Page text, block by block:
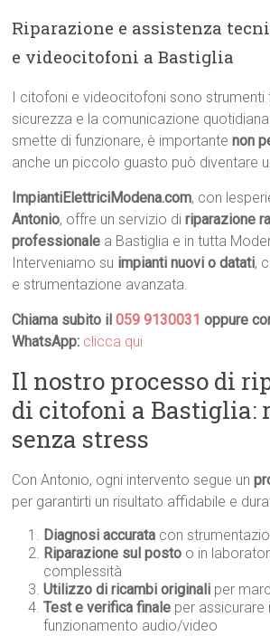
Riparazione e assistenza
e videocitofoni a Bastiglia
I citofoni e videocitofoni sono
sicurezza e la comunicazione
smette di funzionare, è importantenon
anche un piccolo guasto può diventare
ImpiantiElettriciModena.com, con
Antonio, offre un servizio diriparazione
professionale a Bastiglia e in tutta
Interveniamo su impianti nuovi o datati,
e strumentazione avanzata.
Chiama subito il059 9130031 oppure
WhatsApp: clicca qui
Il nostro processo di
di citofoni a Bastiglia:
senza stress
Con Antonio, ogni intervento segue un
per garantirti un risultato affidabile e
Diagnosi accurata con
Riparazione sul posto o in
complessità
Utilizzo di ricambi originali per
Test e verifica finale per assicurare
funzionamento audio/video